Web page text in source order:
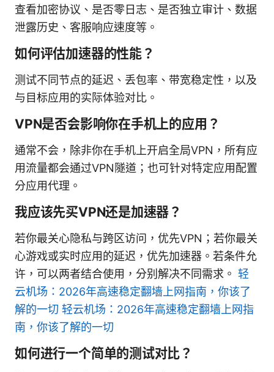
查看加密协议、是否零日志、是否独立审计、数据
泄露历史、客服响应速度等。
如何评估加速器的性能？
测试不同节点的延迟、丢包率、带宽稳定性，以及
与目标应用的实际体验对比。
VPN是否会影响你在手机上的应用？
通常不会，除非你在手机上开启全局VPN，所有应
用流量都会通过VPN隧道；也可针对特定应用配置
分应用代理。
我应该先买VPN还是加速器？
若你最关心隐私与跨区访问，优先VPN；若你最关
心游戏或实时应用的延迟，优先加速器。若条件允
许，可以两者结合使用，分别解决不同需求。 轻
云机场：2026年高速稳定翻墙上网指南，你该了
解的一切 轻云机场：2026年高速稳定翻墙上网指
南，你该了解的一切
如何进行一个简单的测试对比？